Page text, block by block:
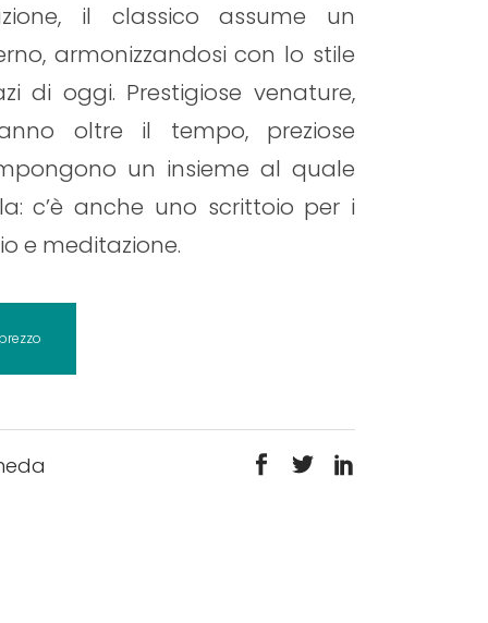
il classico assume un
armonizzandosi con lo stile
di oggi. Prestigiose venature,
oltre il tempo, preziose
un insieme al quale
c’è anche uno scrittoio per i
e meditazione.